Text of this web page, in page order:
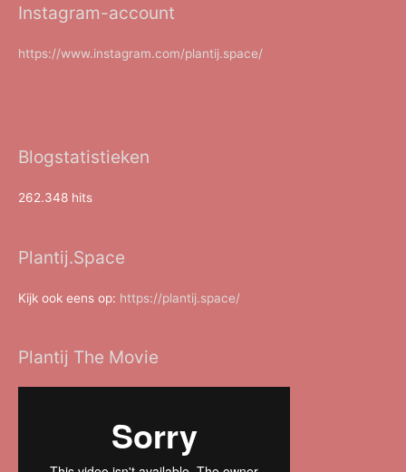
Instagram-account
https://www.instagram.com/plantij.space/
Blogstatistieken
262.348 hits
Plantij.Space
Kijk ook eens op: https://plantij.space/
Plantij The Movie